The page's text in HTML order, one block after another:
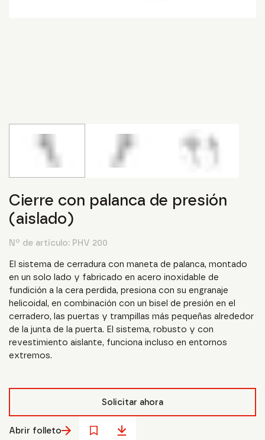
Cierre con palanca de presión
(aislado)
Nº de artículo: PHV 200
El sistema de cerradura con maneta de palanca, montado
en un solo lado y fabricado en acero inoxidable de
fundición a la cera perdida, presiona con su engranaje
helicoidal, en combinación con un bisel de presión en el
cerradero, las puertas y trampillas más pequeñas alrededor
de la junta de la puerta. El sistema, robusto y con
revestimiento aislante, funciona incluso en entornos
extremos.
Solicitar ahora
Abrir folleto